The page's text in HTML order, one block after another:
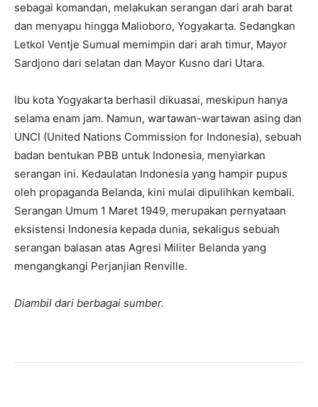
sebagai komandan, melakukan serangan dari arah barat
dan menyapu hingga Malioboro, Yogyakarta. Sedangkan
Letkol Ventje Sumual memimpin dari arah timur, Mayor
Sardjono dari selatan dan Mayor Kusno dari Utara.
Ibu kota Yogyakarta berhasil dikuasai, meskipun hanya
selama enam jam. Namun, wartawan-wartawan asing dan
UNCI (United Nations Commission for Indonesia), sebuah
badan bentukan PBB untuk Indonesia, menyiarkan
serangan ini. Kedaulatan Indonesia yang hampir pupus
oleh propaganda Belanda, kini mulai dipulihkan kembali.
Serangan Umum 1 Maret 1949, merupakan pernyataan
eksistensi Indonesia kepada dunia, sekaligus sebuah
serangan balasan atas Agresi Militer Belanda yang
mengangkangi Perjanjian Renville.
Diambil dari berbagai sumber.